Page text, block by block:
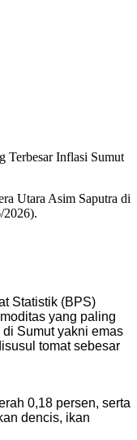
Utara Asim Saputra di
2026).
Statistik (BPS)
yang paling
Sumut yakni emas
tomat sebesar
0,18 persen, serta
dencis, ikan